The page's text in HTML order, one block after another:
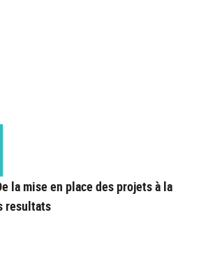
la mise en place des projets à la
resultats